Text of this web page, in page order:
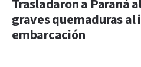
Trasladaron a Paraná
graves quemaduras al
embarcación